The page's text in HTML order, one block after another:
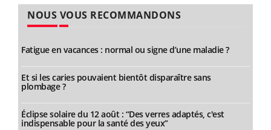
NOUS VOUS RECOMMANDONS
Fatigue en vacances : normal ou signe d’une maladie ?
Et si les caries pouvaient bientôt disparaître sans
plombage ?
Éclipse solaire du 12 août : “Des verres adaptés, c'est
indispensable pour la santé des yeux”